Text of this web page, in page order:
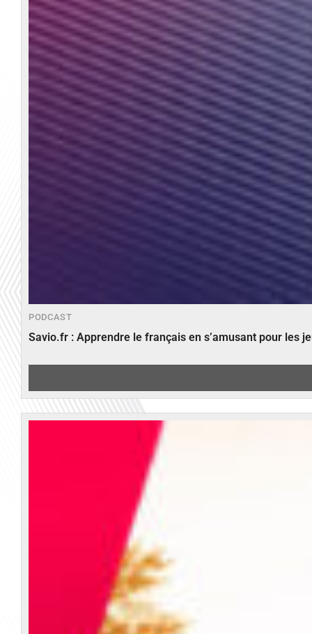
PODCAST
Savio.fr : Apprendre le français en s’amusant pour les